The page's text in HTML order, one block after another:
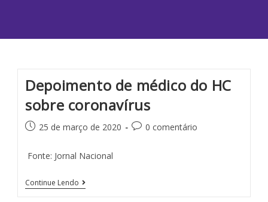
Depoimento de médico do HC
sobre coronavírus
25 de março de 2020 0 comentário
­ Fonte: Jornal Nacional ­
Continue Lendo